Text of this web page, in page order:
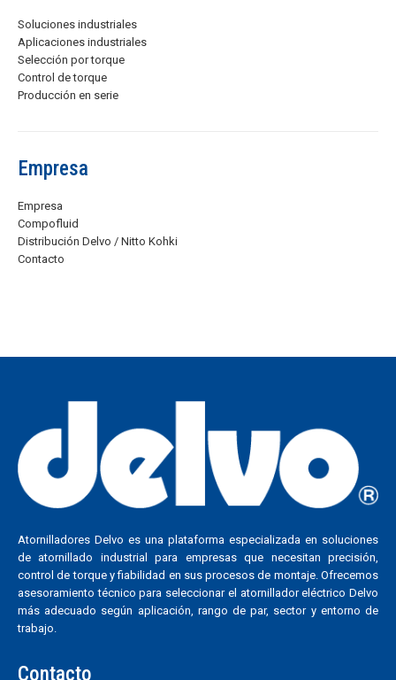
Soluciones industriales
Aplicaciones industriales
Selección por torque
Control de torque
Producción en serie
Empresa
Empresa
Compofluid
Distribución Delvo / Nitto Kohki
Contacto
Atornilladores Delvo es una plataforma especializada en soluciones
de atornillado industrial para empresas que necesitan precisión,
control de torque y fiabilidad en sus procesos de montaje. Ofrecemos
asesoramiento técnico para seleccionar el atornillador eléctrico Delvo
más adecuado según aplicación, rango de par, sector y entorno de
trabajo.
Contacto